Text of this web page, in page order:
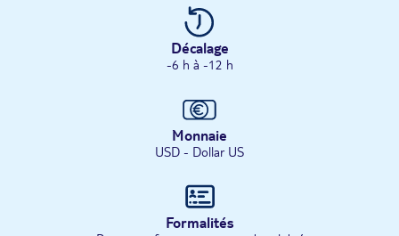
Décalage
-6 h à -12 h
Monnaie
USD - Dollar US
Formalités